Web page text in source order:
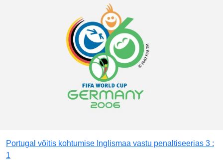
Portugal võitis kohtumise Inglismaa vastu penaltiseerias 3 :
1